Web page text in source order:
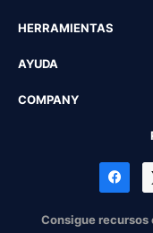
HERRAMIENTAS
AYUDA
COMPANY
Consigue